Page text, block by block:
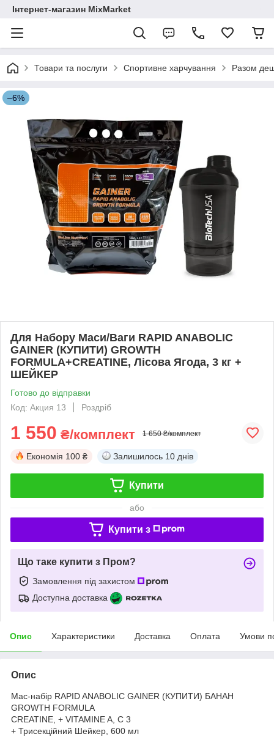
Інтернет-магазин MixMarket
Товари та послуги Спортивне харчування Разом
–6%
Для Набору Маси/Ваги RAPID ANABOLIC
GAINER (КУПИТИ) GROWTH
FORMULA+CREATINE, Лісова Ягода, 3 кг +
ШЕЙКЕР
Готово до відправки
Код: Акция 13
Роздріб
1 550 ₴/комплект 1 650 ₴/комплект
Економія 100 ₴ Залишилось 10 днів
Купити
або
Купити з
Що таке купити з Пром?
Замовлення під захистом
Доступна доставка
Опис Характеристики Доставка Оплата Умови
Опис
Мас-набір RAPID ANABOLIC GAINER (КУПИТИ) БАНАН
GROWTH FORMULA
CREATINE, + VITAMINE A, C 3
+ Трисекційний Шейкер, 600 мл